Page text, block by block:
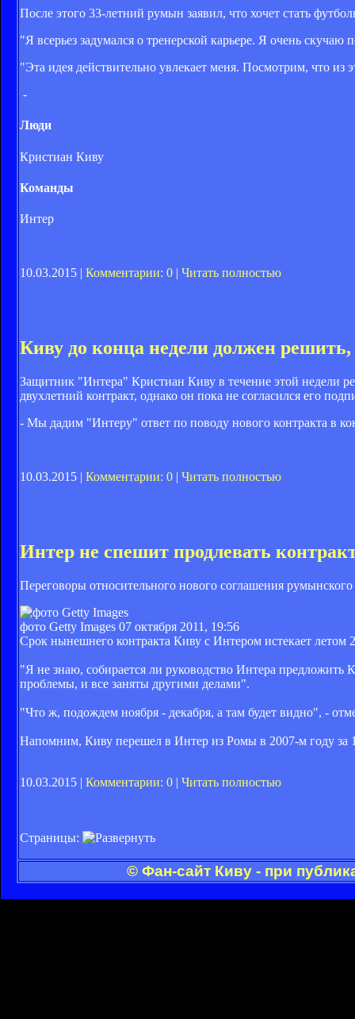
После этого 33-летний румын заявил, что хочет стать
"Я всерьез задумался о тренерской карьере. Я очень
"Эта идея действительно увлекает меня. Посмотрим, что
-
Люди
Кристиан Киву
Команды
Интер
10.03.2015 | Комментарии: 0 | Читать полностью
Киву до конца недели должен
Защитник "Интера" Кристиан Киву в течение этой недели
двухлетний контракт, однако он пока не согласился его
- Мы дадим "Интеру" ответ по поводу нового контракта в
10.03.2015 | Комментарии: 0 | Читать полностью
Интер не спешит продлевать
Переговоры относительного нового соглашения
фото Getty Images 07 октября 2011, 19:56
Срок нынешнего контракта Киву с Интером истекает летом
"Я не знаю, собирается ли руководство Интера предложить
проблемы, и все заняты другими делами".
"Что ж, подождем ноября - декабря, а там будет видно", -
Напомним, Киву перешел в Интер из Ромы в 2007-м году за
10.03.2015 | Комментарии: 0 | Читать полностью
Страницы:
© Фан-сайт Киву - при